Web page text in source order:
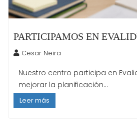
PARTICIPAMOS EN
Cesar Neira
Nuestro centro participa en
mejorar la planificación...
Leer más